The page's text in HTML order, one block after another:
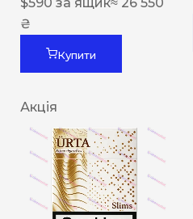
$590 за ящик≈ 26 550
₴
Купити
Акція